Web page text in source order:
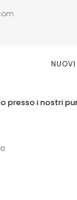
presso i nostri